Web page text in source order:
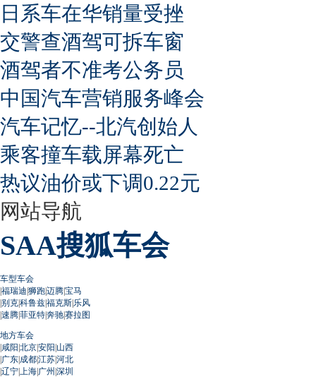
日系车在华销量受挫
交警查酒驾可拆车窗
酒驾者不准考公务员
中国汽车营销服务峰会
汽车记忆--北汽创始人
乘客撞车载屏幕死亡
热议油价或下调0.22元
网站导航
SAA搜狐车会
车型车会
|福瑞迪|狮跑|迈腾|宝马
|别克|科鲁兹|福克斯|乐风
|速腾|菲亚特|奔驰|赛拉图
地方车会
|咸阳|北京|安阳|山西
|广东|成都|江苏|河北
|辽宁| 上海|广州 |深圳